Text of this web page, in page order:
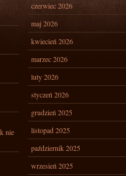
nie
czerwiec 2026
maj 2026
kwiecień 2026
marzec 2026
luty 2026
styczeń 2026
grudzień 2025
listopad 2025
październik 2025
wrzesień 2025